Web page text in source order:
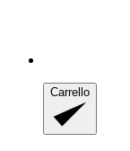
Carrello